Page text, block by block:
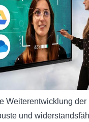
Weiterentwicklung
und